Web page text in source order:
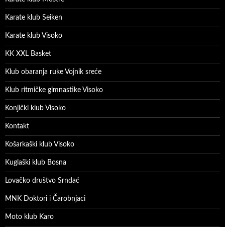
Karate klub Seiken
Karate klub Visoko
KK XXL Basket
Klub obaranja ruke Vojnik sreće
Klub ritmičke gimnastike Visoko
Konjički klub Visoko
Kontakt
Košarkaški klub Visoko
Kuglaški klub Bosna
Lovačko društvo Srndać
MNK Doktori i Čarobnjaci
Moto klub Karo